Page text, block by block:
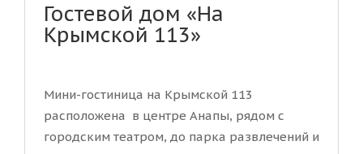
Гостевой дом «На
Крымской 113»
Мини-гостиница на Крымской 113
расположена в центре Анапы, рядом с
городским театром, до парка развлечений и